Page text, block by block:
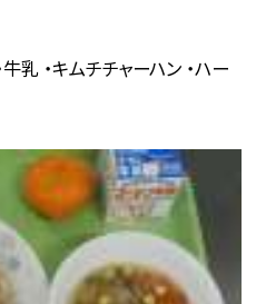
乳 ・キムチチャーハン ・ハー